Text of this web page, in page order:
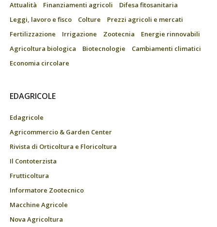
Attualità Finanziamenti agricoli
Difesa fitosanitaria
Leggi, lavoro e fisco
Colture
Prezzi agricoli e mercati
Fertilizzazione
Irrigazione Zootecnia
Energie rinnovabili
Agricoltura biologica
Biotecnologie
Cambiamenti climatici
Economia circolare
EDAGRICOLE
Edagricole
Agricommercio & Garden Center
Rivista di Orticoltura e Floricoltura
Il Contoterzista
Frutticoltura
Informatore Zootecnico
Macchine Agricole
Nova Agricoltura